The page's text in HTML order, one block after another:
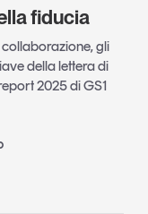
fiducia
gli
della lettera di
2025 di GS1